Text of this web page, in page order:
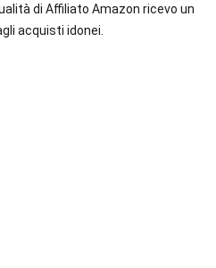
di Affiliato Amazon ricevo un
acquisti idonei.